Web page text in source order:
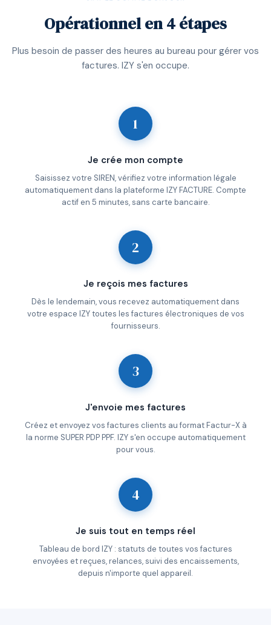
Opérationnel en 4 étapes
Plus besoin de passer des heures au bureau pour gérer vos
factures. IZY s'en occupe.
1
Je crée mon compte
Saisissez votre SIREN, vérifiez votre information légale
automatiquement dans la plateforme IZY FACTURE. Compte
actif en 5 minutes, sans carte bancaire.
2
Je reçois mes factures
Dès le lendemain, vous recevez automatiquement dans
votre espace IZY toutes les factures électroniques de vos
fournisseurs.
3
J'envoie mes factures
Créez et envoyez vos factures clients au format Factur-X à
la norme SUPER PDP PPF. IZY s'en occupe automatiquement
pour vous.
4
Je suis tout en temps réel
Tableau de bord IZY : statuts de toutes vos factures
envoyées et reçues, relances, suivi des encaissements,
depuis n'importe quel appareil.